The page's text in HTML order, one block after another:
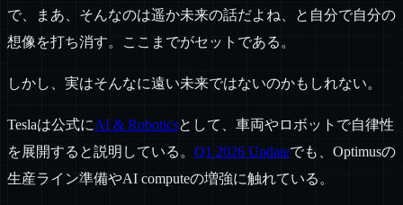
で、まあ、そんなのは遥か未来の話だよね、と自分で自分の
想像を打ち消す。ここまでがセットである。
しかし、実はそんなに遠い未来ではないのかもしれない。
Teslaは公式にAI & Roboticsとして、車両やロボットで自律性
を展開すると説明している。 Q1 2026 Updateでも、Optimusの
生産ライン準備やAI computeの増強に触れている。